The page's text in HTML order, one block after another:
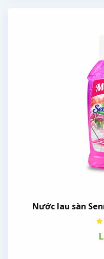
Nước lau sàn